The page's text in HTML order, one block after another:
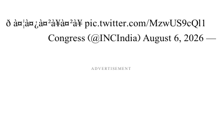
ð à¤¦à¤¿à¤²à¥à¤²à¥pic.twitter.com/MzwUS9cQl1
— Congress (@INCIndia)
August 6, 2026
ADVERTISEMENT